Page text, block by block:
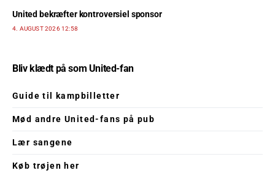
United bekræfter kontroversiel sponsor
4. AUGUST 2026 12:58
Bliv klædt på som United-fan
Guide til kampbilletter
Mød andre United-fans på pub
Lær sangene
Køb trøjen her